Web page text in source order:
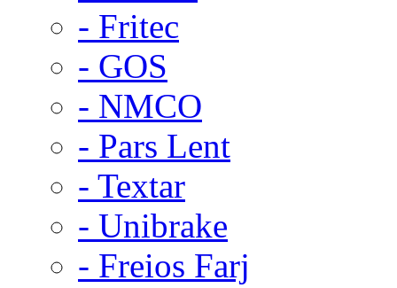
- Fritec
- GOS
- NMCO
- Pars Lent
- Textar
- Unibrake
- Freios Farj